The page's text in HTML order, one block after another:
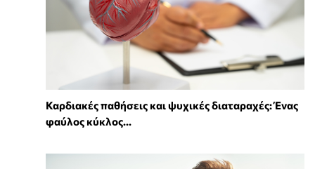
Καρδιακές παθήσεις και ψυχικές διαταραχές: Ένας
φαύλος κύκλος...